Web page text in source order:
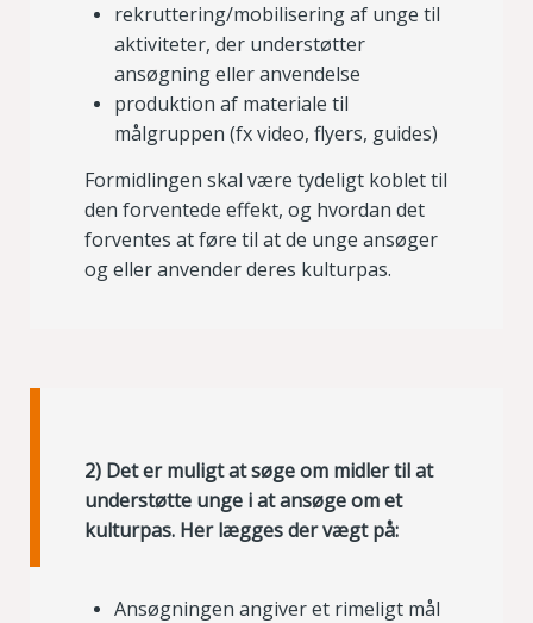
rekruttering/mobilisering af unge til
aktiviteter, der understøtter
ansøgning eller anvendelse
produktion af materiale til
målgruppen (fx video, flyers, guides)
Formidlingen skal være tydeligt koblet til
den forventede effekt, og hvordan det
forventes at føre til at de unge ansøger
og eller anvender deres kulturpas.
2) Det er muligt at søge om midler til at
understøtte unge i at ansøge om et
kulturpas. Her lægges der vægt på:
Ansøgningen angiver et rimeligt mål